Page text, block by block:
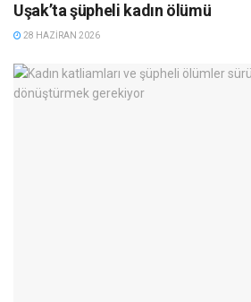
Uşak’ta şüpheli kadın ölümü
28 HAZIRAN 2026